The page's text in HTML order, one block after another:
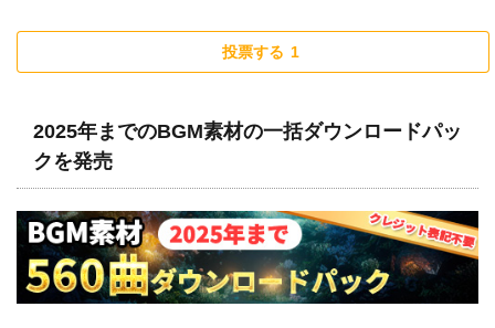
投票する 1
2025年までのBGM素材の一括ダウンロードパッ
クを発売